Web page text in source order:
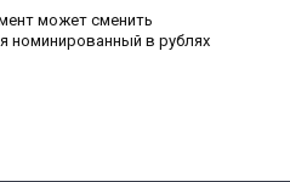
может сменить
номинированный в рублях